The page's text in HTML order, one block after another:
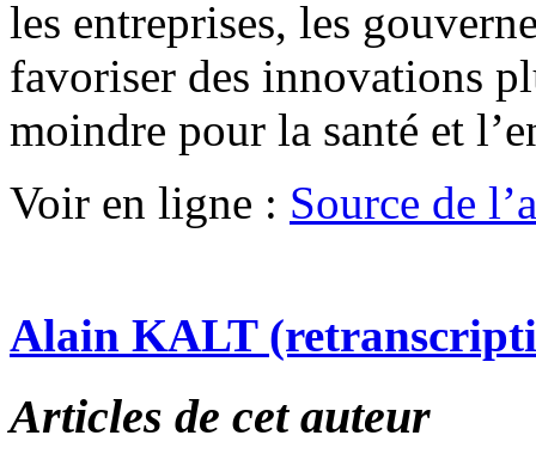
les entreprises, les
favoriser des innovations
moindre pour la santé et
Voir en ligne : Source de
Alain KALT
Articles de cet auteur